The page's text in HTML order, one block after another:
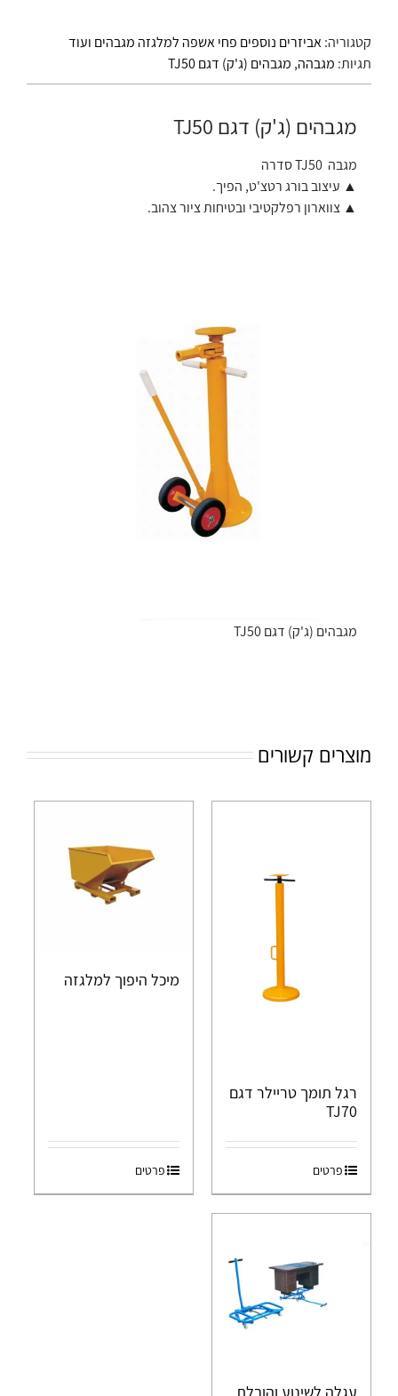
קטגוריה:אביזרים נוספים פחי אשפה למלגזה מגבהים ועוד
תגיות: מגבהה, מגבהים (ג'ק) דגם TJ50
מגבהים (ג'ק) דגם TJ50
מגבה TJ50 סדרה
▲ עיצוב בורג רטצ'ט, הפיך.
▲ צווארון רפלקטיבי ובטיחות ציור צהוב.
מגבהים (ג'ק) דגם TJ50
מוצרים קשורים
רגל תומך טריילר דגם
TJ70
פרטים
מיכל היפוך למלגזה
פרטים